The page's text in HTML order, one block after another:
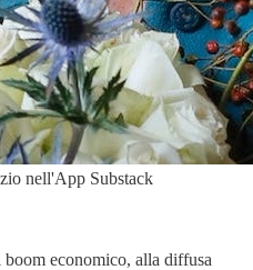
nell'App Substack
economico, alla diffusa